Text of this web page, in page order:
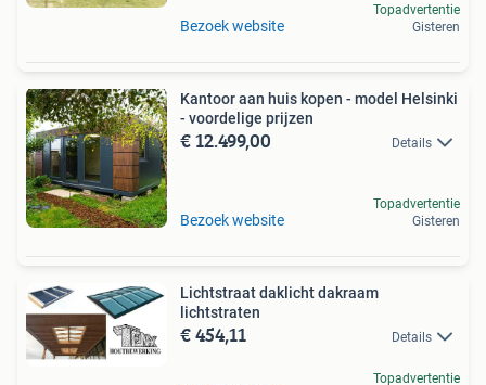
Bezoek website
Topadvertentie
Gisteren
Kantoor aan huis kopen - model Helsinki
- voordelige prijzen
€ 12.499,00 Details
Bezoek website
Topadvertentie
Gisteren
Lichtstraat daklicht dakraam
lichtstraten
€ 454,11 Details
Topadvertentie